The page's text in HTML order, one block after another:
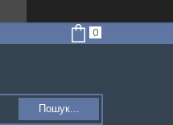
Пошук...